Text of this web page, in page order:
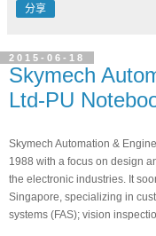
分享
2015-06-18
Skymech
Ltd-PU
Skymech Automation &
1988 with a focus on design
the electronic industries. It
Singapore, specializing in
systems (FAS); vision